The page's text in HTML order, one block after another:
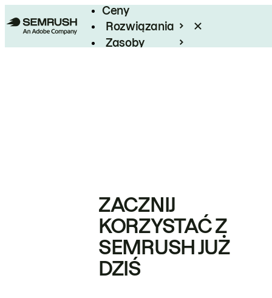
Ceny
Rozwiązania
Zasoby
ZACZNIJ
KORZYSTAĆ Z
SEMRUSH JUŻ
DZIŚ